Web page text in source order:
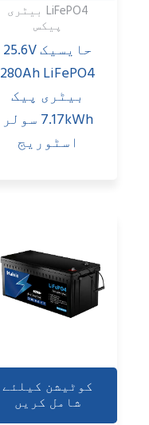
LiFePO4 بیٹری
پیکس
حايسيک 25.6V
280Ah LiFePO4
بیٹری پیک
7.17kWh سولر
اسٹوریج
کوٹیشن کیلئے
شامل کریں